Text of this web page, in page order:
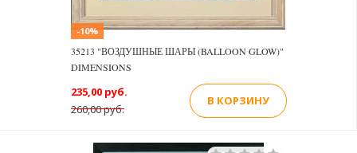
-10%
35213 "ВОЗДУШНЫЕ ШАРЫ (BALLOON GLOW)"
DIMENSIONS
260,00 руб.
235,00 руб.
В КОРЗИНУ